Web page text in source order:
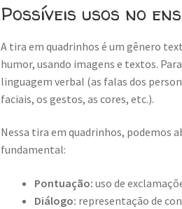
Possíveis usos no
A tira em quadrinhos é um gênero
humor, usando imagens e textos.
linguagem verbal (as falas dos
faciais, os gestos, as cores, etc.).
Nessa tira em quadrinhos, podemos
fundamental:
Pontuação: uso de
Diálogo: representação de